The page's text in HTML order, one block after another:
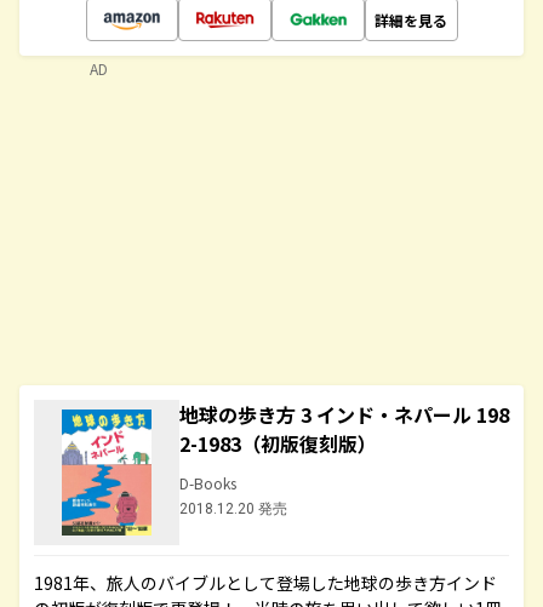
詳細を見る
地球の歩き方 3 インド・ネパール 198
2-1983（初版復刻版）
D-Books
2018.12.20 発売
1981年、旅人のバイブルとして登場した地球の歩き方インド
AD